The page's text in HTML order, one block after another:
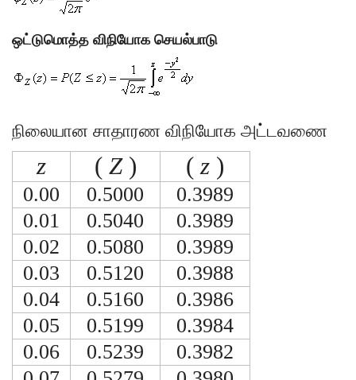
ஒட்டுமொத்த விநியோக செயல்பாடு
நிலையான சாதாரண விநியோக அட்டவணை
z ( Z) (z )
0.00 0.5000
0.3989
0.01
0.5040
0.3989
0.02
0.5080
0.3989
0.03
0.5120
0.3988
0.04
0.5160
0.3986
0.05
0.5199
0.3984
0.06
0.5239
0.3982